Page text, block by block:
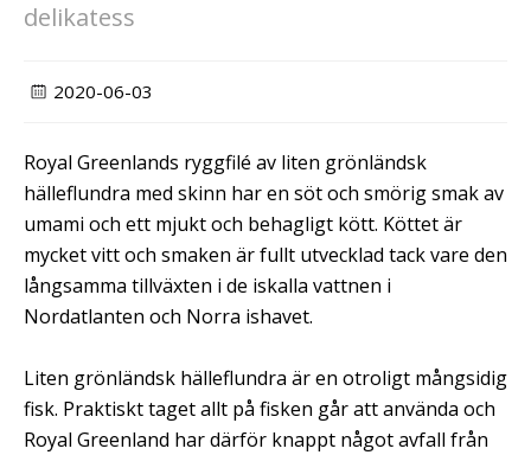
delikatess
2020-06-03
Royal Greenlands ryggfilé av liten grönländsk
hälleflundra med skinn har en söt och smörig smak av
umami och ett mjukt och behagligt kött. Köttet är
mycket vitt och smaken är fullt utvecklad tack vare den
långsamma tillväxten i de iskalla vattnen i
Nordatlanten och Norra ishavet.
Liten grönländsk hälleflundra är en otroligt mångsidig
fisk. Praktiskt taget allt på fisken går att använda och
Royal Greenland har därför knappt något avfall från